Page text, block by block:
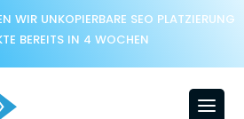
WIR UNKOPIERBARE SEO PLATZIERUNG
BEREITS IN 4 WOCHEN